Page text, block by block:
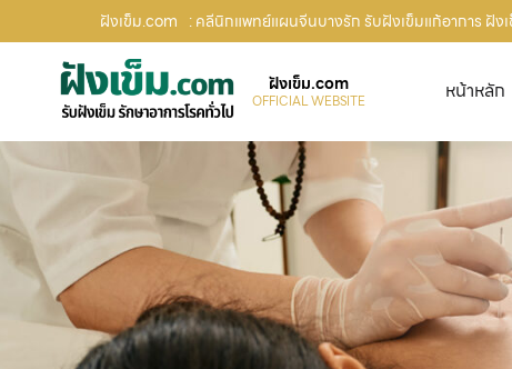
ฝังเข็ม.com : คลีนิกแพทย์แผนจีนบางรัก รับฝังเข็มแก้อาการ ฝั
ฝังเข็ม.com
OFFICIAL WEBSITE หน้าหลัก